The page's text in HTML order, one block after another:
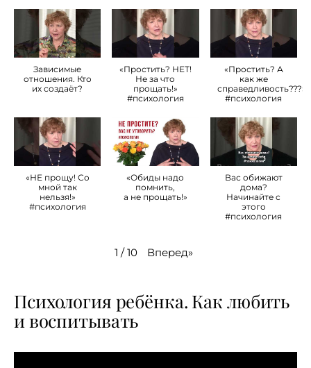
Зависимые
отношения. Кто
их создаёт?
«Простить? НЕТ!
Не за что
прощать!»
#психология
«Простить? А
как же
справедливость???»
#психология
«НЕ прощу! Со
мной так
нельзя!»
#психология
«Обиды надо
помнить,
а не прощать!»
Вас обижают
дома?
Начинайте с
этого
#психология
1 / 10 Вперед»
Психология ребёнка. Как любить
и воспитывать